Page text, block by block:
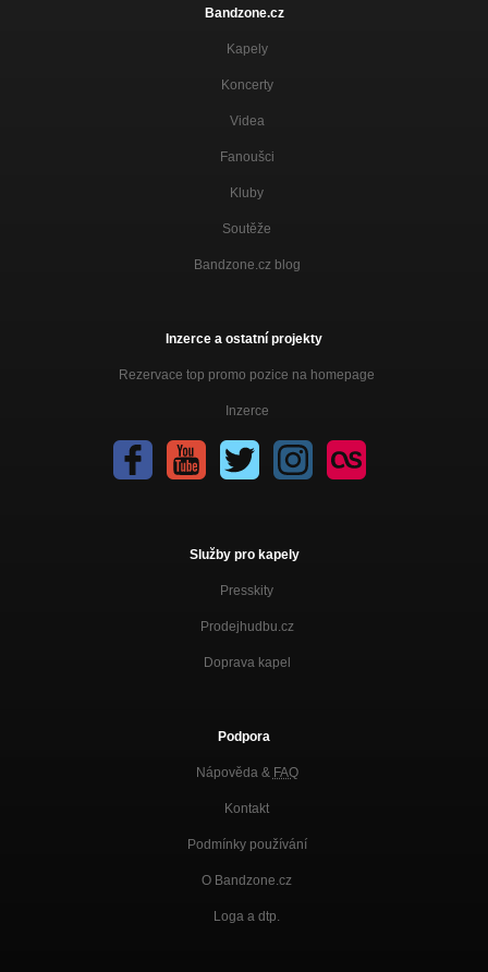
Bandzone.cz
Kapely
Koncerty
Videa
Fanoušci
Kluby
Soutěže
Bandzone.cz blog
Inzerce a ostatní projekty
Rezervace top promo pozice na homepage
Inzerce
Služby pro kapely
Presskity
Prodejhudbu.cz
Doprava kapel
Podpora
Nápověda & FAQ
Kontakt
Podmínky používání
O Bandzone.cz
Loga a dtp.